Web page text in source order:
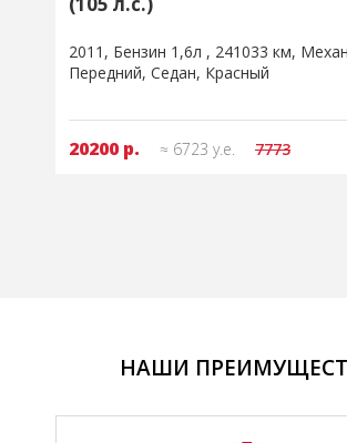
2011 Бензин 1,6л
266115 км
Автоматическая Передний
34450 р. ≈ 11475 у.е.
НАШИ